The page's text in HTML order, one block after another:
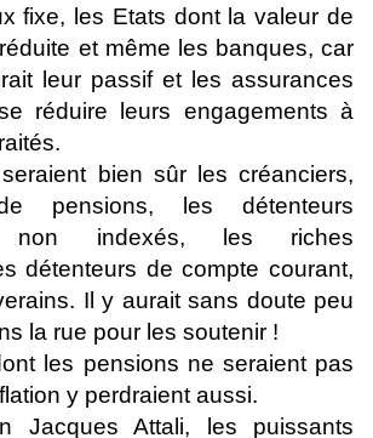
fixe, les Etats dont la valeur de
et même les banques, car
leur passif et les assurances
réduire leurs engagements à
bien sûr les créanciers,
pensions, les détenteurs
non indexés, les riches
détenteurs de compte courant,
Il y aurait sans doute peu
la rue pour les soutenir !
les pensions ne seraient pas
y perdraient aussi.
Jacques Attali, les puissants